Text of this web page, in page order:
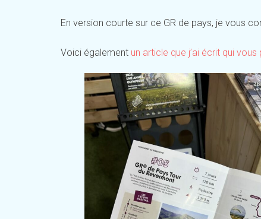
En version courte sur ce GR de pays, je vous
Voici également un article que j’ai écrit qui